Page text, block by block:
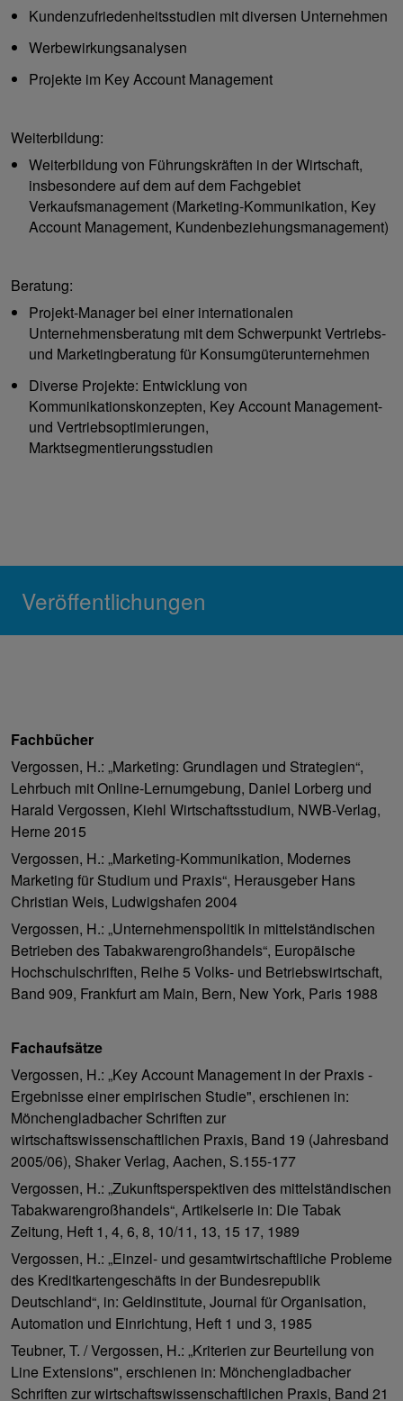
Kundenzufriedenheitsstudien mit diversen Unternehmen
Werbewirkungsanalysen
Projekte im Key Account Management
Weiterbildung:
Weiterbildung von Führungskräften in der Wirtschaft,
insbesondere auf dem auf dem Fachgebiet
Verkaufsmanagement (Marketing-Kommunikation, Key
Account Management, Kundenbeziehungsmanagement)
Beratung:
Projekt-Manager bei einer internationalen
Unternehmensberatung mit dem Schwerpunkt Vertriebs-
und Marketingberatung für Konsumgüterunternehmen
Diverse Projekte: Entwicklung von
Kommunikationskonzepten, Key Account Management-
und Vertriebsoptimierungen,
Marktsegmentierungsstudien
Veröffentlichungen
Fachbücher
Vergossen, H.: „Marketing: Grundlagen und Strategien“,
Lehrbuch mit Online-Lernumgebung, Daniel Lorberg und
Harald Vergossen, Kiehl Wirtschaftsstudium, NWB-Verlag,
Herne 2015
Vergossen, H.: „Marketing-Kommunikation, Modernes
Marketing für Studium und Praxis“, Herausgeber Hans
Christian Weis, Ludwigshafen 2004
Vergossen, H.: „Unternehmenspolitik in mittelständischen
Betrieben des Tabakwarengroßhandels“, Europäische
Hochschulschriften, Reihe 5 Volks- und Betriebswirtschaft,
Band 909, Frankfurt am Main, Bern, New York, Paris 1988
Fachaufsätze
Vergossen, H.: „Key Account Management in der Praxis -
Ergebnisse einer empirischen Studie", erschienen in:
Mönchengladbacher Schriften zur
wirtschaftswissenschaftlichen Praxis, Band 19 (Jahresband
2005/06), Shaker Verlag, Aachen, S.155-177
Vergossen, H.: „Zukunftsperspektiven des mittelständischen
Tabakwarengroßhandels“, Artikelserie in: Die Tabak
Zeitung, Heft 1, 4, 6, 8, 10/11, 13, 15 17, 1989
Vergossen, H.: „Einzel- und gesamtwirtschaftliche Probleme
des Kreditkartengeschäfts in der Bundesrepublik
Deutschland“, in: Geldinstitute, Journal für Organisation,
Automation und Einrichtung, Heft 1 und 3, 1985
Teubner, T. / Vergossen, H.: „Kriterien zur Beurteilung von
Line Extensions", erschienen in: Mönchengladbacher
Schriften zur wirtschaftswissenschaftlichen Praxis, Band 21